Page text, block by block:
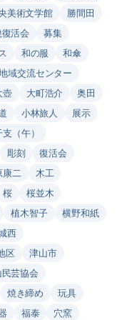
美術文学館
勝間田
活会
募集
和の服
和傘
域交流センター
壺 大町浩介
奥田
小林旅人
展示
（午）
彫刻
復活会
康二
木工
桜
桜並木
植木智子
横野和紙
西
区
津山市
芸協会
焼き締め
玩具
福泰
穴窯